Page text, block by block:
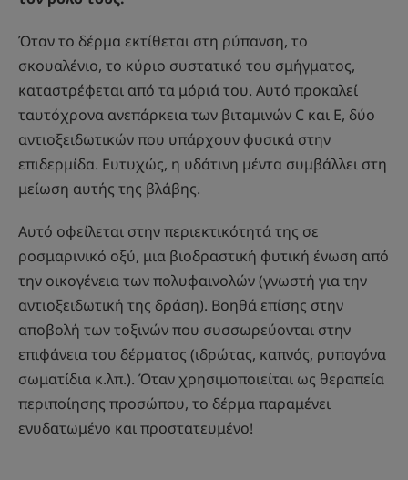
Όταν το δέρμα εκτίθεται στη ρύπανση, το
σκουαλένιο, το κύριο συστατικό του σμήγματος,
καταστρέφεται από τα μόριά του. Αυτό προκαλεί
ταυτόχρονα ανεπάρκεια των βιταμινών C και Ε, δύο
αντιοξειδωτικών που υπάρχουν φυσικά στην
επιδερμίδα. Ευτυχώς, η υδάτινη μέντα συμβάλλει στη
μείωση αυτής της βλάβης.
Αυτό οφείλεται στην περιεκτικότητά της σε
ροσμαρινικό οξύ, μια βιοδραστική φυτική ένωση από
την οικογένεια των πολυφαινολών (γνωστή για την
αντιοξειδωτική της δράση). Βοηθά επίσης στην
αποβολή των τοξινών που συσσωρεύονται στην
επιφάνεια του δέρματος (ιδρώτας, καπνός, ρυπογόνα
σωματίδια κ.λπ.). Όταν χρησιμοποιείται ως θεραπεία
περιποίησης προσώπου, το δέρμα παραμένει
ενυδατωμένο και προστατευμένο!